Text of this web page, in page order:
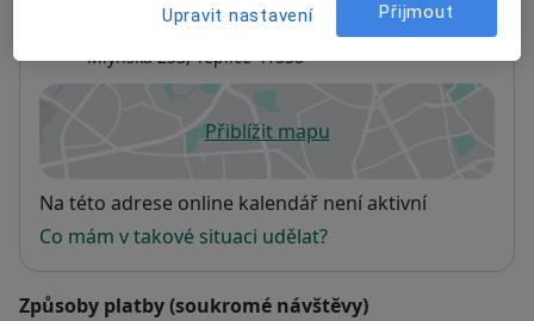
Lázně Teplice v Čechách a.s.
Mlýnská 253, Teplice41538
Přiblížit mapuse otevře v nové záložce
Dostupnost
Na této adrese online kalendář není aktivní
Co mám v takové situaci udělat?
Způsoby platby (soukromé návštěvy)
Upravit nastavení Přijmout